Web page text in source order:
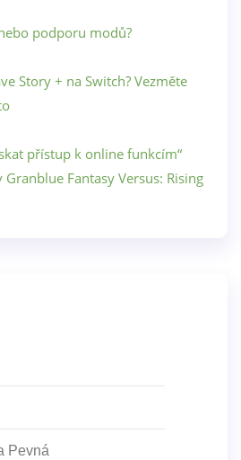
podporu modů?
Story + na Switch? Vezměte
přístup k online funkcím“
Fantasy Versus: Rising
Pevná